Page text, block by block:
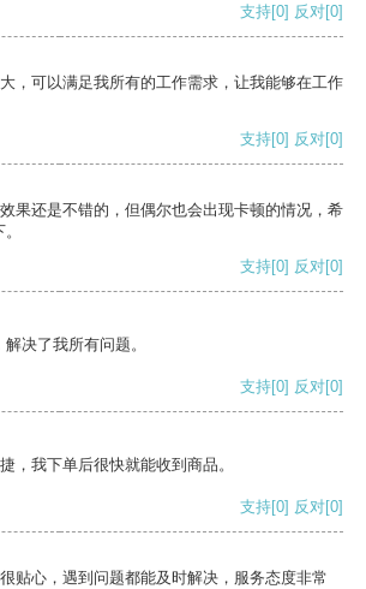
支持[0] 反对[0]
，可以满足我所有的工作需求，让我能够在工作
支持[0] 反对[0]
果还是不错的，但偶尔也会出现卡顿的情况，希
支持[0] 反对[0]
决了我所有问题。
支持[0] 反对[0]
，我下单后很快就能收到商品。
支持[0] 反对[0]
贴心，遇到问题都能及时解决，服务态度非常